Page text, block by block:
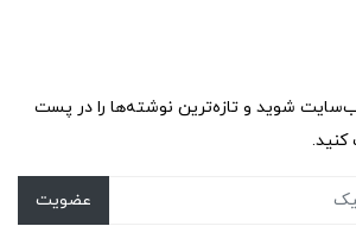
شوید و تازه‌ترین نوشته‌ها را در پست
کنید.
عضویت